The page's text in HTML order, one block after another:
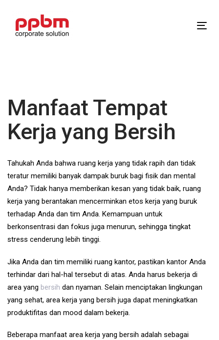
primary
Manfaat Tempat
Kerja yang Bersih
Tahukah Anda bahwa ruang kerja yang tidak rapih dan tidak
teratur memiliki banyak dampak buruk bagi fisik dan mental
Anda? Tidak hanya memberikan kesan yang tidak baik, ruang
kerja yang berantakan mencerminkan etos kerja yang buruk
terhadap Anda dan tim Anda. Kemampuan untuk
berkonsentrasi dan fokus juga menurun, sehingga tingkat
stress cenderung lebih tinggi.
Jika Anda dan tim memiliki ruang kantor, pastikan kantor Anda
terhindar dari hal-hal tersebut di atas. Anda harus bekerja di
area yang bersih dan nyaman. Selain menciptakan lingkungan
yang sehat, area kerja yang bersih juga dapat meningkatkan
produktifitas dan mood dalam bekerja.
Beberapa manfaat area kerja yang bersih adalah sebagai
navigation